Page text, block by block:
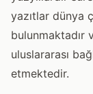
yazıtlar dünya
bulunmaktadır
uluslararası
etmektedir.